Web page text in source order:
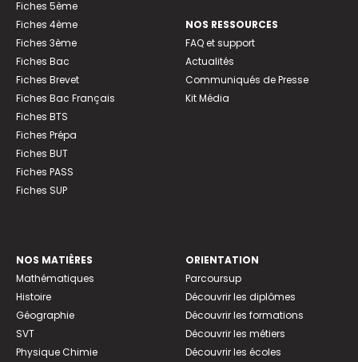
Fiches 5ème
Fiches 4ème
Fiches 3ème
Fiches Bac
Fiches Brevet
Fiches Bac Français
Fiches BTS
Fiches Prépa
Fiches BUT
Fiches PASS
Fiches SUP
NOS RESSOURCES
FAQ et support
Actualités
Communiqués de Presse
Kit Média
NOS MATIÈRES
Mathématiques
Histoire
Géographie
SVT
Physique Chimie
ORIENTATION
Parcoursup
Découvrir les diplômes
Découvrir les formations
Découvrir les métiers
Découvrir les écoles